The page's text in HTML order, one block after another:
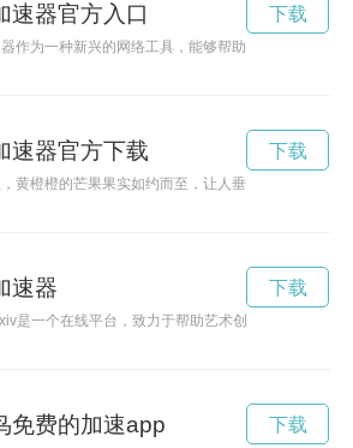
速器官方入口
作为一种新兴的网络工具，能够帮助用户提升搜索
下载
速器官方下载
黄橙橙的芒果果实如约而至，让人垂涎欲滴。而“芒
下载
速器
是一个在线平台，致力于帮助艺术创作者更快速地
下载
免费的加速app 下载